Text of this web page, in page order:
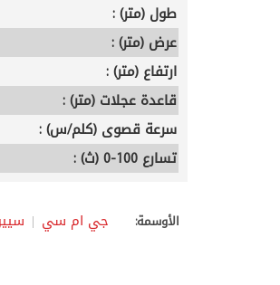
طول (متر) :
عرض (متر) :
ارتفاع (متر) :
قاعدة عجلات (متر) :
سرعة قصوى (كلم/س) :
تسارع 100-0 (ث) :
الأوسمة: جي ام سي